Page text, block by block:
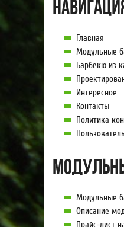
Главная
Модульные
Барбекю из
Интересное
Контакты
Политика
Модульные
Описание
Прайс-лист